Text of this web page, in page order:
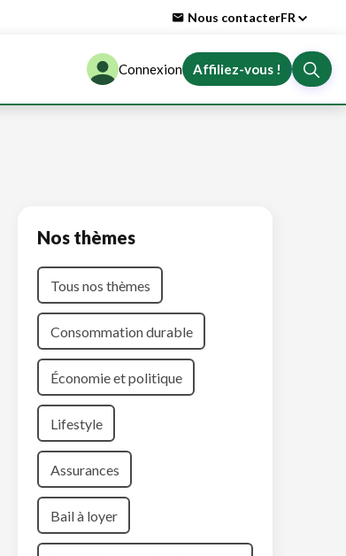
Nous contacterFR
Connexion Affiliez-vous !
Nos thèmes
Tous nos thèmes
Consommation durable
Économie et politique
Lifestyle
Assurances
Bail à loyer